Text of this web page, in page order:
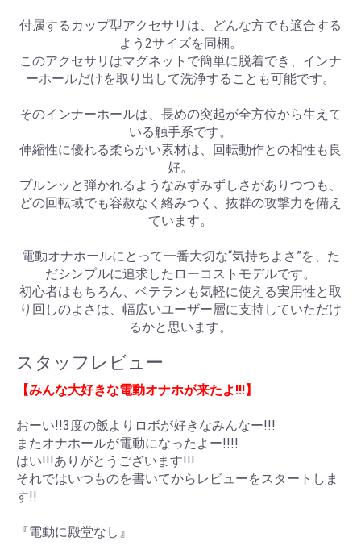
付属するカップ型アクセサリは、どんな方でも適合する
よう2サイズを同梱。
このアクセサリはマグネットで簡単に脱着でき、インナ
ーホールだけを取り出して洗浄することも可能です。
そのインナーホールは、長めの突起が全方位から生えて
いる触手系です。
伸縮性に優れる柔らかい素材は、回転動作との相性も良
好。
プルンッと弾かれるようなみずみずしさがありつつも、
どの回転域でも容赦なく絡みつく、抜群の攻撃力を備え
ています。
電動オナホールにとって一番大切な“気持ちよさ”を、た
だシンプルに追求したローコストモデルです。
初心者はもちろん、ベテランも気軽に使える実用性と取
り回しのよさは、幅広いユーザー層に支持していただけ
るかと思います。
スタッフレビュー
【みんな大好きな電動オナホが来たよ!!!】
おーい!!3度の飯よりロボが好きなみんなー!!!
またオナホールが電動になったよー!!!!
はい!!!ありがとうございます!!!
それではいつものを書いてからレビューをスタートしま
す!!
『電動に殿堂なし』